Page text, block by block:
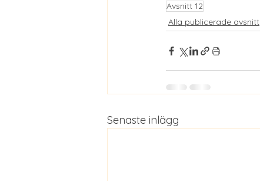
Avsnitt 12
Alla publicerade avsnitt
Senaste inlägg